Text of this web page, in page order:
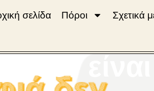
σελίδα Πόροι Σχετικά
δεν